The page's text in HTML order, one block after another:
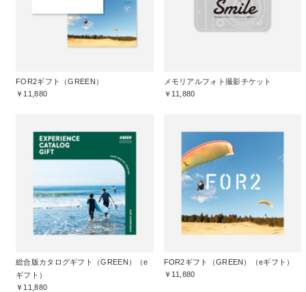
FOR2ギフト（GREEN）
￥11,880
メモリアルフォト撮影チケット
￥11,880
総合版カタログギフト（GREEN）（e
ギフト）
￥11,880
FOR2ギフト（GREEN）（eギフト）
￥11,880